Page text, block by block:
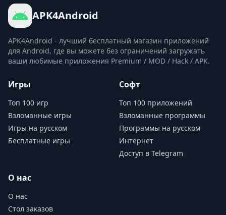
APK4Android
APK4Android - лучший бесплатный магазин приложений
для Android, где вы можете без ограничений загружать
ваши любимые приложения Premium / MOD / Hack / APK.
Игры
Топ 100 игр
Взломанные игры
Игры на русском
Бесплатные игры
Софт
Топ 100 приложений
Взломанные программы
Программы на русском
Интернет
Доступ в Telegram
О нас
О нас
Стол заказов